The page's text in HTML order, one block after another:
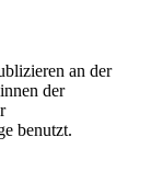
an der
der
benutzt.